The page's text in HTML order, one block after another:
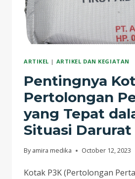
P3K.
ARTIKEL | ARTIKEL DAN KEGIATAN
Pentingnya
Pertolongan
yang Tepat
Situasi Darurat
By amira medika October 12, 2023
Kotak P3K (Pertolongan